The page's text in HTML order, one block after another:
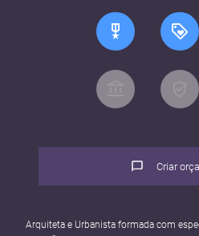
Criar
Arquiteta e Urbanista formada com